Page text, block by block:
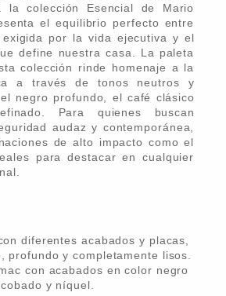
la colección Esencial de Mario
el equilibrio perfecto entre
exigida por la vida ejecutiva y el
define nuestra casa. La paleta
colección rinde homenaje a la
a través de tonos neutros y
negro profundo, el café clásico
Para quienes buscan
audaz y contemporánea,
de alto impacto como el
para destacar en cualquier
diferentes acabados y placas,
profundo y completamente lisos.
con acabados en color negro
y níquel.